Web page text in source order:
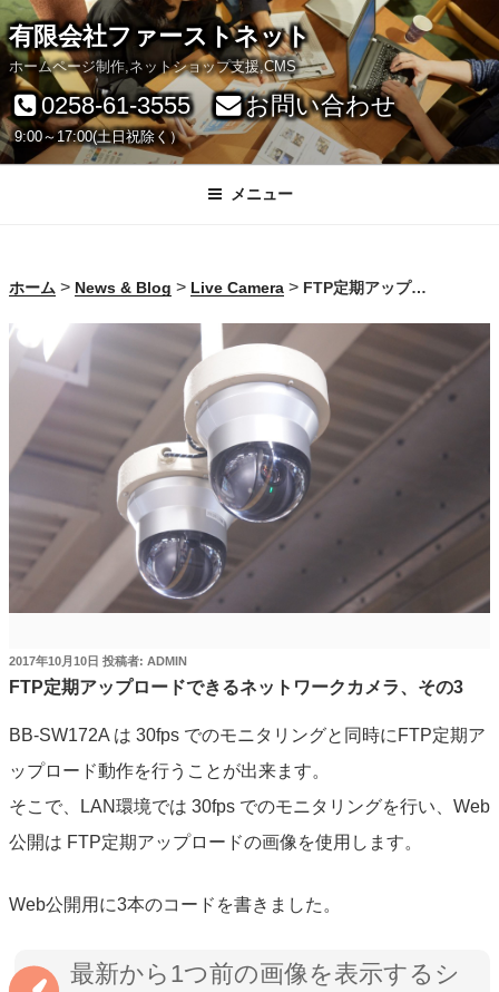
コ
ン
テ
ン
ツ
ッ
プ
有限会社ファーストネット
ホームページ制作,ネットショップ支援,CMS
0258-61-3555
9:00～17:00(土日祝除く）
お問い合わせ
メニュー
ホーム > News & Blog > Live Camera > FTP定期アップロードできるネットワークカメラ、その3
投
稿
2017年10月10日 投稿者: ADMIN
FTP定期アップロードできるネットワークカメラ、その3
BB-SW172A は 30fps でのモニタリングと同時にFTP定期ア
ップロード動作を行うことが出来ます。
そこで、LAN環境では 30fps でのモニタリングを行い、Web
公開は FTP定期アップロードの画像を使用します。
Web公開用に3本のコードを書きました。
最新から1つ前の画像を表示するシ